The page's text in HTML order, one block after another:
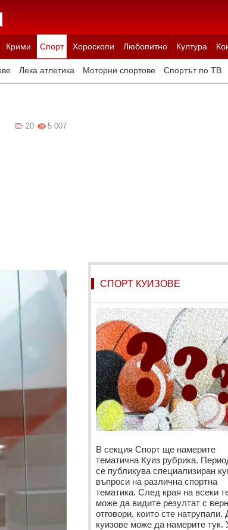
Крими Спорт Хороскопи Любопитно Култура
Лека атлетика Моторни спортове Спортът по ТВ
5 007
20
СПОРТ КУИЗОВЕ
В секция Спорт ще намерите
тематична Куиз рубрика.
се публикува специализиран
въпроси на различна спортна
тематика. След края на всеки
може да видите резултат с
отговори, които сте натрупали.
куизове може да намерите тук.